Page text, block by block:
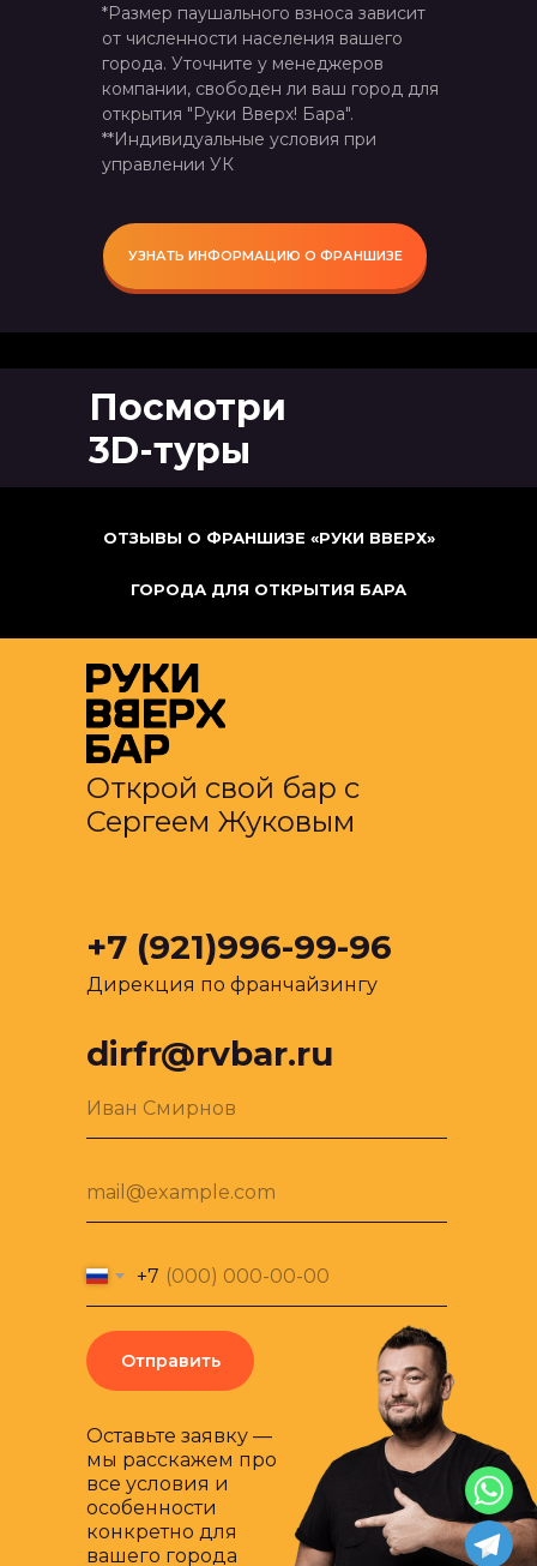
*Размер паушального взноса зависит
от численности населения вашего
города. Уточните у менеджеров
компании, свободен ли ваш город для
открытия "Руки Вверх! Бара".
**Индивидуальные условия при
управлении УК
УЗНАТЬ ИНФОРМАЦИЮ О ФРАНШИЗЕ
Посмотри
3D-туры
ОТЗЫВЫ О ФРАНШИЗЕ «РУКИ ВВЕРХ»
ГОРОДА ДЛЯ ОТКРЫТИЯ БАРА
Открой свой бар с
Сергеем Жуковым
+7 (921)996-99-96
dirfr@rvbar.ru
Иван Смирнов
mail@example.com
+7
Отправить
Оставьте заявку —
мы расскажем про
все условия и
особенности
конкретно для
вашего города
Дирекция по франчайзингу